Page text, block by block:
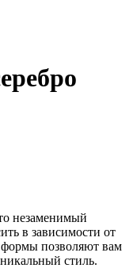
незаменимый
в зависимости от
позволяют вам
стиль.